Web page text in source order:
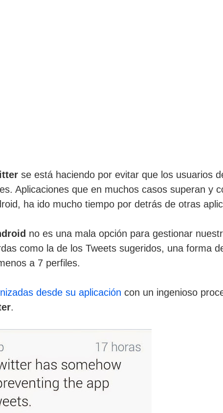
se está haciendo por evitar que los usuarios
Aplicaciones que en muchos casos superan y
ha ido mucho tiempo por detrás de otras
no es una mala opción para gestionar
como la de los Tweets sugeridos, una forma
a 7 perfiles.
desde su aplicación con un ingenioso
.